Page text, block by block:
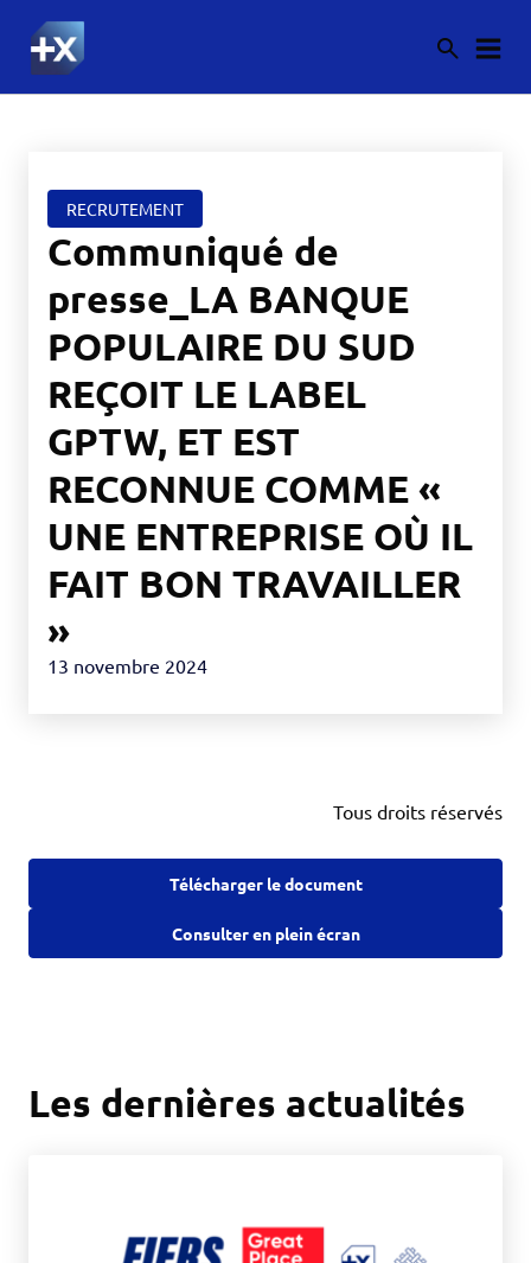
RECRUTEMENT
Communiqué de
presse_LA BANQUE
POPULAIRE DU SUD
REÇOIT LE LABEL
GPTW, ET EST
RECONNUE COMME «
UNE ENTREPRISE OÙ IL
FAIT BON TRAVAILLER
»
13 novembre 2024
Tous droits réservés
Télécharger le document
Consulter en plein écran
Les dernières actualités